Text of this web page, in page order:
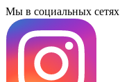
Мы в социальных сетях